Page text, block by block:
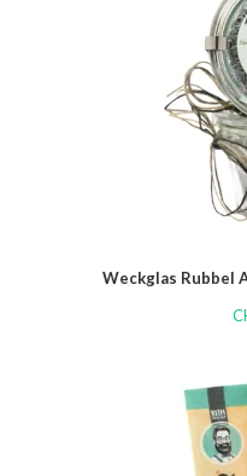
Weckglas Rubbel